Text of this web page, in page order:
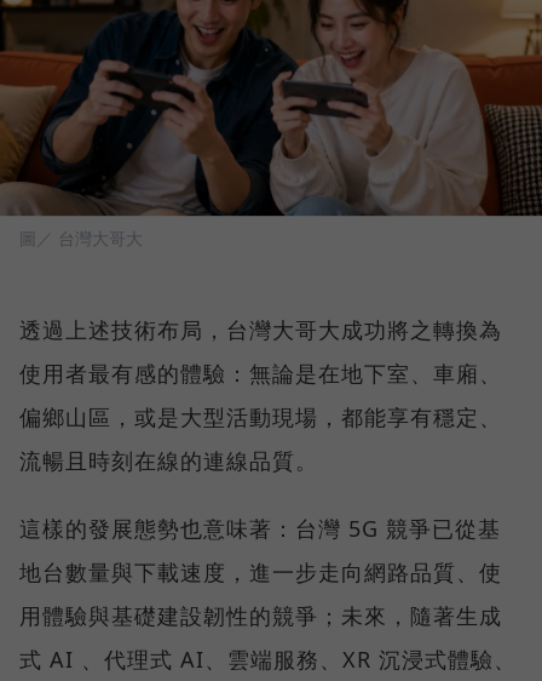
圖／ 台灣大哥大
透過上述技術布局，台灣大哥大成功將之轉換為
使用者最有感的體驗：無論是在地下室、車廂、
偏鄉山區，或是大型活動現場，都能享有穩定、
流暢且時刻在線的連線品質。
這樣的發展態勢也意味著：台灣 5G 競爭已從基
地台數量與下載速度，進一步走向網路品質、使
用體驗與基礎建設韌性的競爭；未來，隨著生成
式 AI 、代理式 AI、雲端服務、XR 沉浸式體驗、